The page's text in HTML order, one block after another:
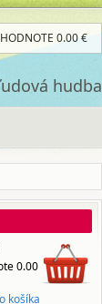
hudba
0.00€
0.00
košíka